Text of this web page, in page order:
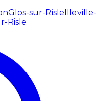
Glos-sur-RisleIlleville-
Risle